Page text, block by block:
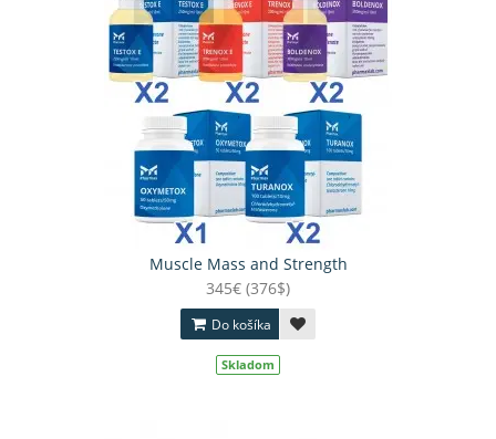
Muscle Mass and Strength
345€ (376$)
Do košíka
Skladom